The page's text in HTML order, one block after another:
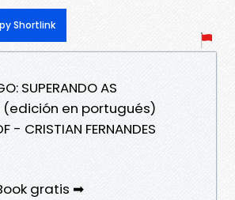
Shortlink
SUPERANDO AS
(edición en portugués)
CRISTIAN FERNANDES
gratis ➡